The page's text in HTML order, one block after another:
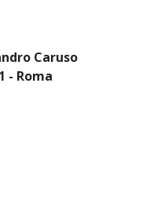
Caruso
- Roma